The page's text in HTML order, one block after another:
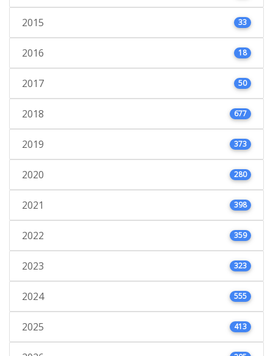
2015 33
2016 18
2017 50
2018 677
2019 373
2020 280
2021 398
2022 359
2023 323
2024 555
2025 413